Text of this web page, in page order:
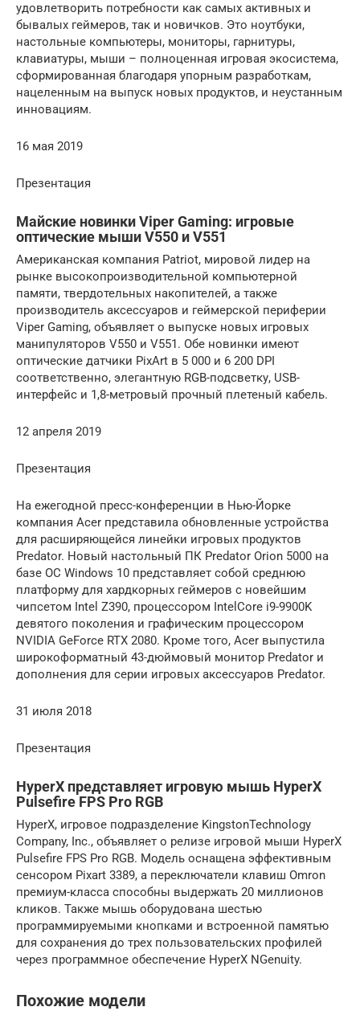
удовлетворить потребности как самых активных и
бывалых геймеров, так и новичков. Это ноутбуки,
настольные компьютеры, мониторы, гарнитуры,
клавиатуры, мыши – полноценная игровая экосистема,
сформированная благодаря упорным разработкам,
нацеленным на выпуск новых продуктов, и неустанным
инновациям.
16 мая 2019
Презентация
Майские новинки Viper Gaming: игровые
оптические мыши V550 и V551
Американская компания Patriot, мировой лидер на
рынке высокопроизводительной компьютерной
памяти, твердотельных накопителей, а также
производитель аксессуаров и геймерской периферии
Viper Gaming, объявляет о выпуске новых игровых
манипуляторов V550 и V551. Обе новинки имеют
оптические датчики PixArt в 5 000 и 6 200 DPI
соответственно, элегантную RGB-подсветку, USB-
интерфейс и 1,8-метровый прочный плетеный кабель.
12 апреля 2019
Презентация
На ежегодной пресс-конференции в Нью-Йорке
компания Acer представила обновленные устройства
для расширяющейся линейки игровых продуктов
Predator. Новый настольный ПК Predator Orion 5000 на
базе ОС Windows 10 представляет собой среднюю
платформу для хардкорных геймеров с новейшим
чипсетом Intel Z390, процессором IntelCore i9-9900K
девятого поколения и графическим процессором
NVIDIA GeForce RTX 2080. Кроме того, Acer выпустила
широкоформатный 43-дюймовый монитор Predator и
дополнения для серии игровых аксессуаров Predator.
31 июля 2018
Презентация
HyperX представляет игровую мышь HyperX
Pulsefire FPS Pro RGB
HyperX, игровое подразделение KingstonTechnology
Company, Inc., объявляет о релизе игровой мыши HyperX
Pulsefire FPS Pro RGB. Модель оснащена эффективным
сенсором Pixart 3389, а переключатели клавиш Omron
премиум-класса способны выдержать 20 миллионов
кликов. Также мышь оборудована шестью
программируемыми кнопками и встроенной памятью
для сохранения до трех пользовательских профилей
через программное обеспечение HyperX NGenuity.
Похожие модели